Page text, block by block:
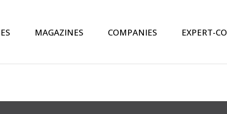
MAGAZINES COMPANIES EXPERT-